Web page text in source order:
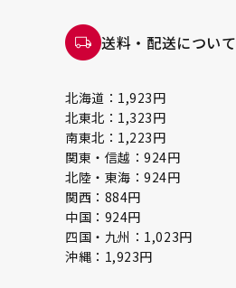
送料・配送について
北海道：1,923円
北東北：1,323円
南東北：1,223円
関東・信越：924円
北陸・東海：924円
関西：884円
中国：924円
四国・九州：1,023円
沖縄：1,923円